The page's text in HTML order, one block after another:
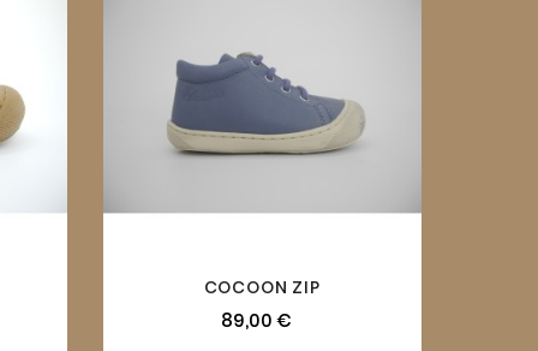
COCOON ZIP
89,00 €